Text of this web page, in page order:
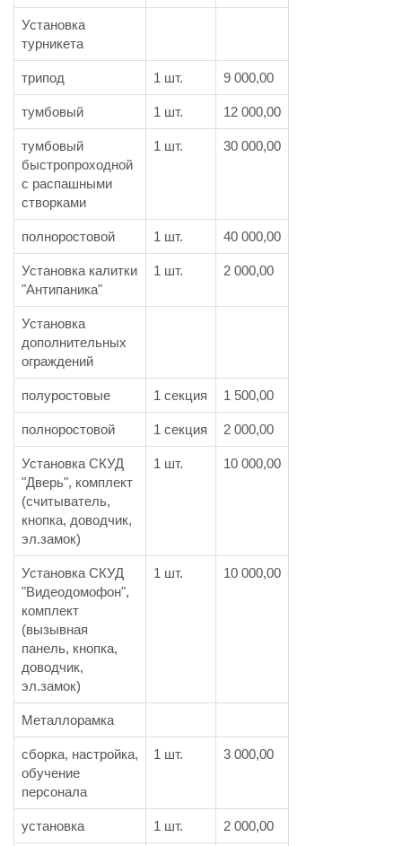
Установка
турникета
трипод 1 шт. 9 000,00
тумбовый 1 шт. 12 000,00
тумбовый
быстропроходной
с распашными
створками
1 шт. 30 000,00
полноростовой 1 шт. 40 000,00
Установка калитки
"Антипаника"
1 шт. 2 000,00
Установка
дополнительных
ограждений
полуростовые 1 секция 1 500,00
полноростовой 1 секция 2 000,00
Установка СКУД
"Дверь", комплект
(считыватель,
кнопка, доводчик,
эл.замок)
1 шт. 10 000,00
Установка СКУД
"Видеодомофон",
комплект
(вызывная
панель, кнопка,
доводчик,
эл.замок)
1 шт. 10 000,00
Металлорамка
сборка, настройка,
обучение
персонала
1 шт. 3 000,00
установка 1 шт. 2 000,00